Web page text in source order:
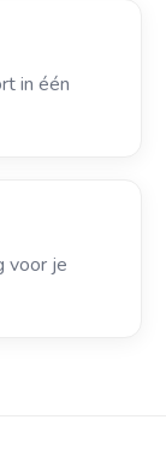
in één
voor je